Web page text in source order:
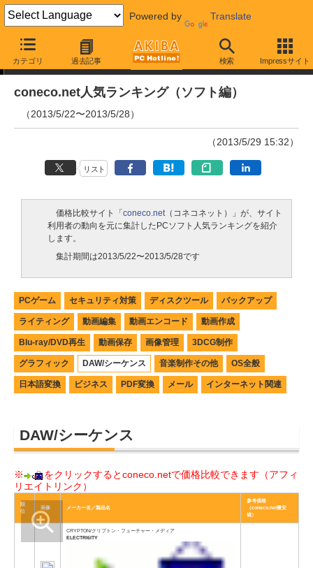
Powered by Translate
カテゴリ 過去記事 検索 Impressサイト
ランキング
coneco.net人気ランキング（ソフト編）
（2013/5/22〜2013/5/28）
（2013/5/29 15:32）
リスト
価格比較サイト「 coneco.net（コネコネット）」が、サイト
利用者の動向を元に集計したPCソフト人気ランキングを紹介
します。
集計期間は2013/5/22〜2013/5/28です
PCゲーム セキュリティ対策 ディスクツール バックアップ
ライティング 動画編集 動画エンコード 動画作成
Blu-ray/DVD再生 動画保存 画像管理 3DCG制作
グラフィック DAW/シーケンス 音楽制作その他 OS全般
日本語変換 ビジネス PDF変換 メール インターネット関連
DAW/シーケンス
※
をクリックするとconeco.netで価格比較できます（アフィ
リエイトリンク）
順
位
画像 メーカー名／製品名
参考価格
（coneco.net最安
値）
CRYPTON/クリプトン・フューチャー・メディア
ELECTRI6ITY